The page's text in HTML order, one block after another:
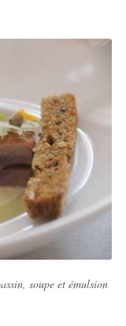
soupe et émulsion